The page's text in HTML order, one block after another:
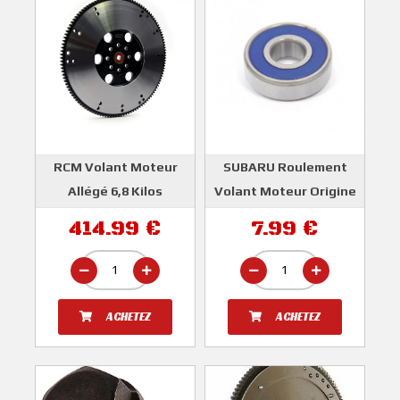
RCM Volant Moteur
Allégé 6,8 Kilos
93-00 WRX 01-05
Forester Turbo S 99-02
Legacy 89-04
ROGER CLARK
MOTORSPORT
414.99 €
ACHETEZ
SUBARU Roulement
Volant Moteur Origine
STI 2001-2021 et BRZ
SUBARU
7.99 €
ACHETEZ